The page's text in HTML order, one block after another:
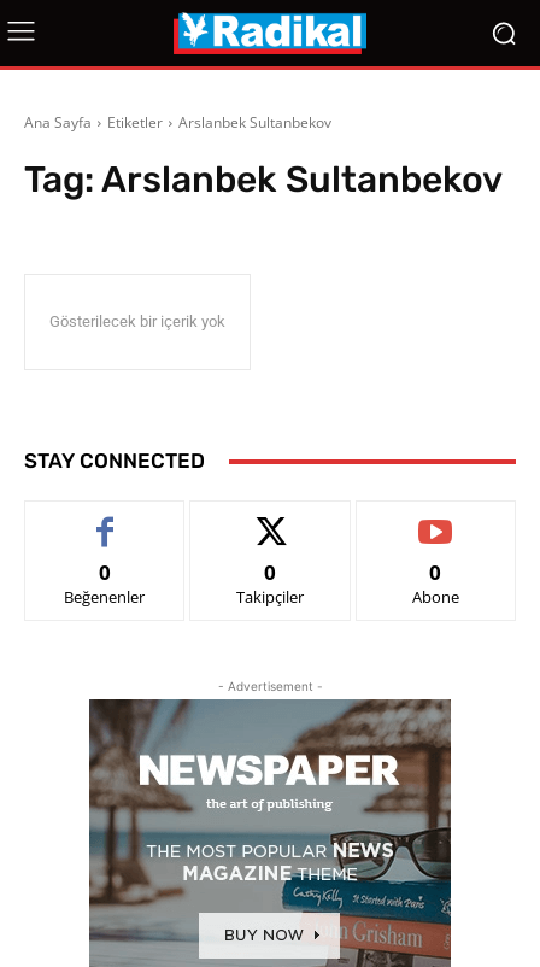
Ana Sayfa Etiketler Arslanbek Sultanbekov
Tag:Arslanbek Sultanbekov
Gösterilecek bir içerik yok
STAY CONNECTED
0
Beğenenler
0
Takipçiler
0
Abone
- Advertisement -